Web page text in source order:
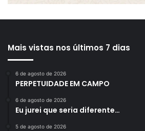
Mais vistas nos últimos 7 dias
6 de agosto de 2026
PERPETUIDADE EM CAMPO
6 de agosto de 2026
Eu jurei que seria diferente…
5 de agosto de 2026